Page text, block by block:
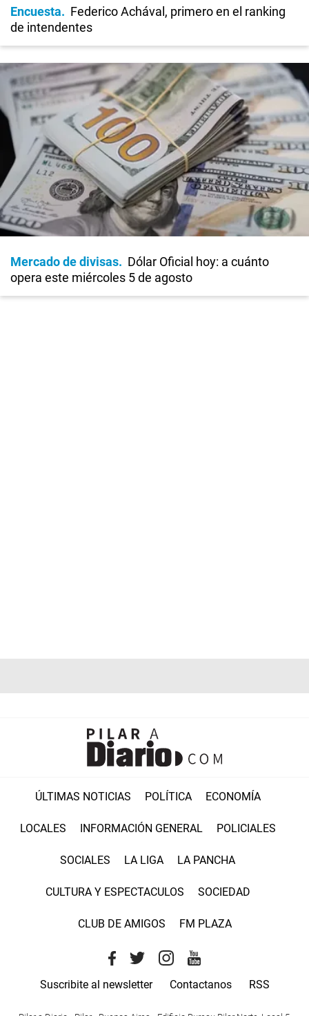
Encuesta
Federico Achával, primero en el ranking
de intendentes
Mercado de divisas
Dólar Oficial hoy: a cuánto
opera este miércoles 5 de agosto
ÚLTIMAS NOTICIAS POLÍTICA ECONOMÍA
LOCALES INFORMACIÓN GENERAL POLICIALES
SOCIALES LA LIGA LA PANCHA
CULTURA Y ESPECTACULOS SOCIEDAD
CLUB DE AMIGOS FM PLAZA
Suscribite al newsletter Contactanos RSS